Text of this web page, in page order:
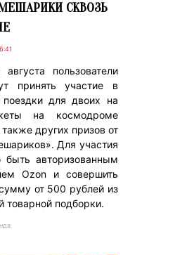
СКВОЗЬ
пользователи
принять участие в
для двоих на
на космодроме
других призов от
Для участия
быть авторизованным
Ozon и совершить
от 500 рублей из
товарной подборки.